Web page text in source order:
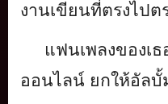
งานเขียนที่ตรงไปต
แฟนเพลงของเ
ออนไลน์ ยกให้อัล